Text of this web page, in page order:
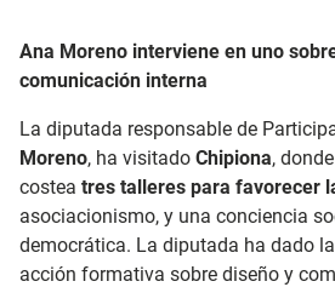
Ana Moreno interviene en uno
comunicación interna
La diputada responsable de
Moreno, ha visitado Chipiona,
costea tres talleres para favorecer
asociacionismo, y una conciencia
democrática. La diputada ha dado
acción formativa sobre diseño y